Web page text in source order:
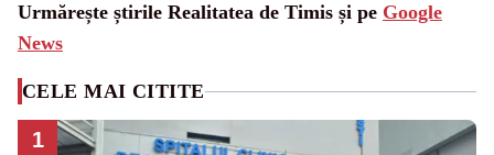
Urmărește știrile Realitatea de Timis și pe Google
News
CELE MAI CITITE
1